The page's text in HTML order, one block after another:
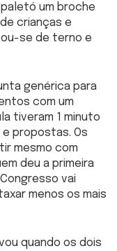
um broche
crianças e
se de terno e
genérica para
com um
tiveram 1 minuto
propostas. Os
mesmo com
deu a primeira
vai
menos os mais
quando os dois